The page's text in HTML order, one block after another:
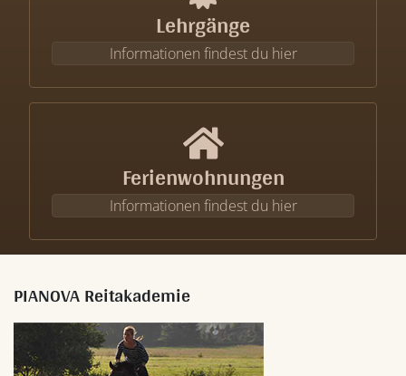
Lehrgänge
Informationen findest du hier
Ferienwohnungen
Informationen findest du hier
PIANOVA Reitakademie